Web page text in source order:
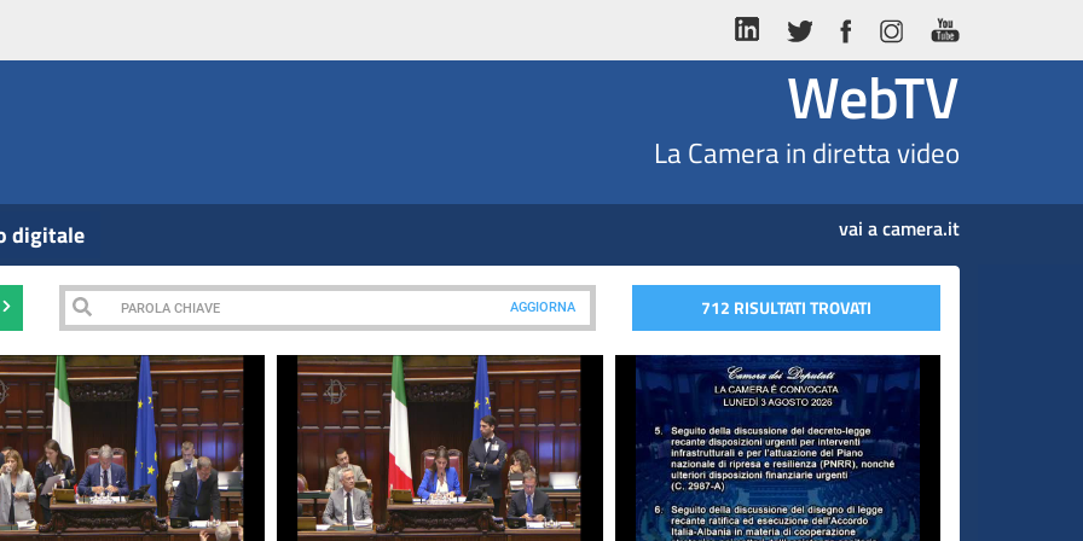
WebTV
La Camera in diretta video
digitale vai a camera.it
AGGIORNA 712 RISULTATI TROVATI